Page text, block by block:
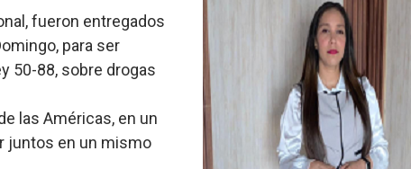
fueron entregados
para ser
50-88, sobre drogas
las Américas, en un
juntos en un mismo